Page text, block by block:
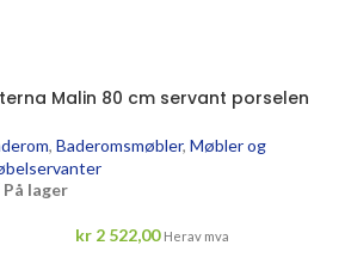
Malin 80 cm servant porselen
, Baderomsmøbler, Møbler og
På lager
kr2 522,00 Herav mva